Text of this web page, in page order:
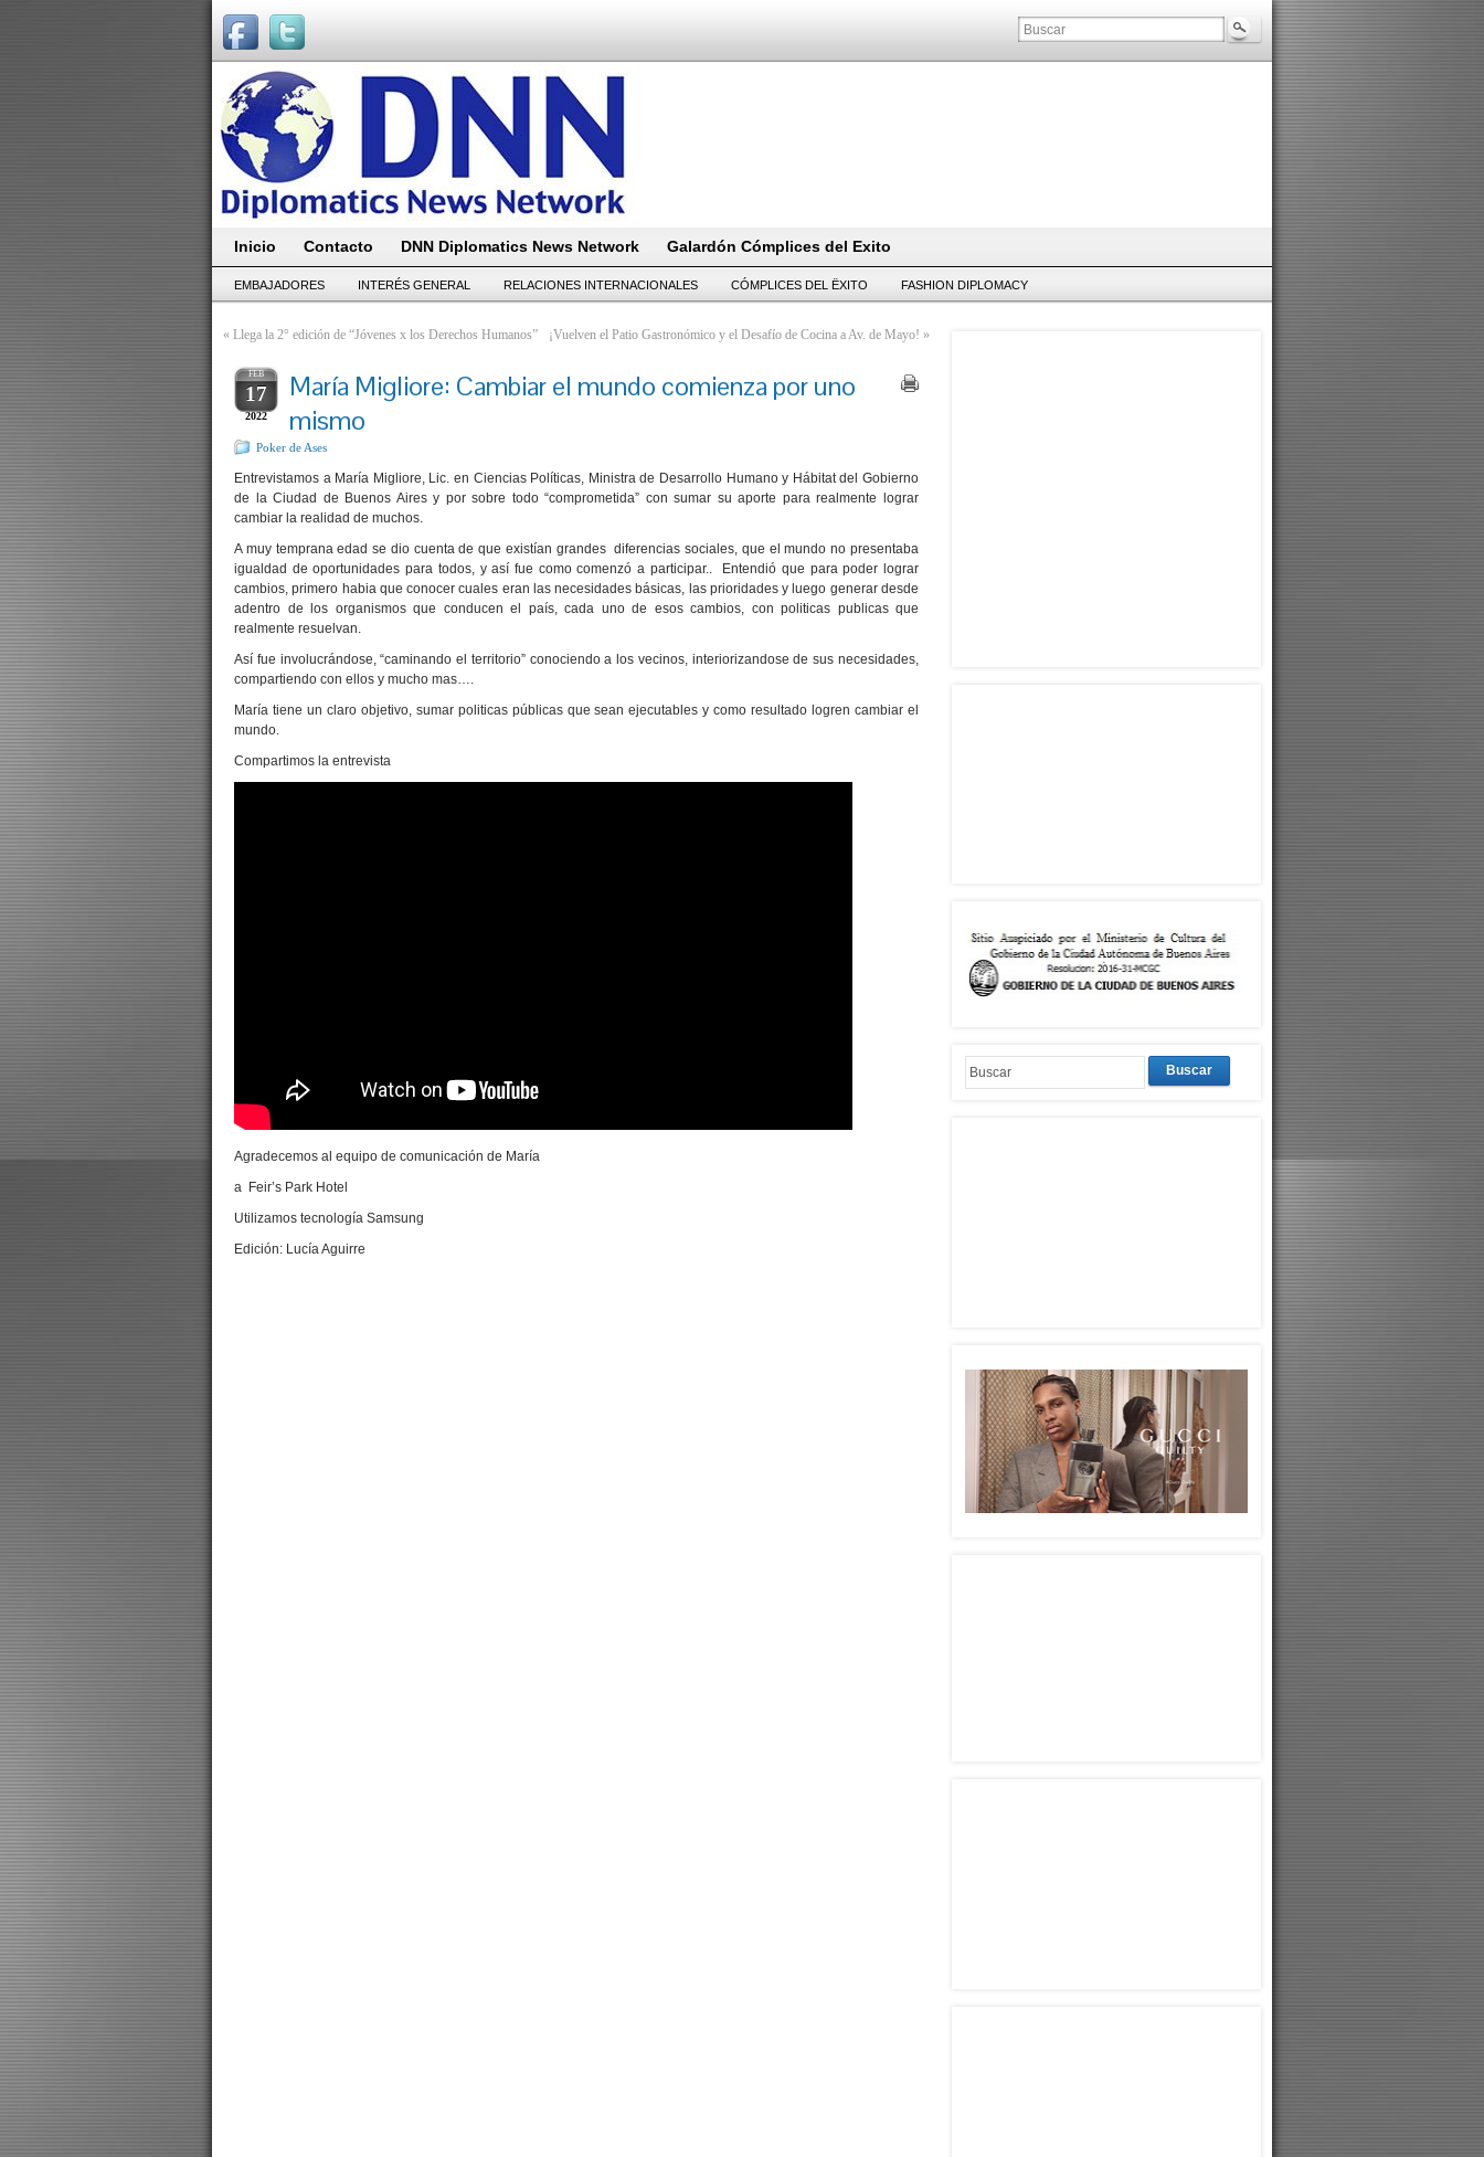
Inicio Contacto DNN Diplomatics News Network Galardón Cómplices del Exito
EMBAJADORES INTERÉS GENERAL RELACIONES INTERNACIONALES CÓMPLICES DEL ËXITO FASHION DIPLOMACY
« Llega la 2° edición de “Jóvenes x los Derechos Humanos” ¡Vuelven el Patio Gastronómico y el Desafío de Cocina a Av. de Mayo! »
FEB
17
2022
María Migliore: Cambiar el mundo comienza por uno
mismo
Poker de Ases
Entrevistamos a María Migliore, Lic. en Ciencias Políticas, Ministra de Desarrollo Humano y Hábitat del Gobierno
de la Ciudad de Buenos Aires y por sobre todo “comprometida” con sumar su aporte para realmente lograr
cambiar la realidad de muchos.
A muy temprana edad se dio cuenta de que existían grandes diferencias sociales, que el mundo no presentaba
igualdad de oportunidades para todos, y así fue como comenzó a participar.. Entendió que para poder lograr
cambios, primero habia que conocer cuales eran las necesidades básicas, las prioridades y luego generar desde
adentro de los organismos que conducen el país, cada uno de esos cambios, con politicas publicas que
realmente resuelvan.
Así fue involucrándose, “caminando el territorio” conociendo a los vecinos, interiorizandose de sus necesidades,
compartiendo con ellos y mucho mas….
María tiene un claro objetivo, sumar politicas públicas que sean ejecutables y como resultado logren cambiar el
mundo.
Compartimos la entrevista
Agradecemos al equipo de comunicación de María
a Feir’s Park Hotel
Utilizamos tecnología Samsung
Edición: Lucía Aguirre
Buscar